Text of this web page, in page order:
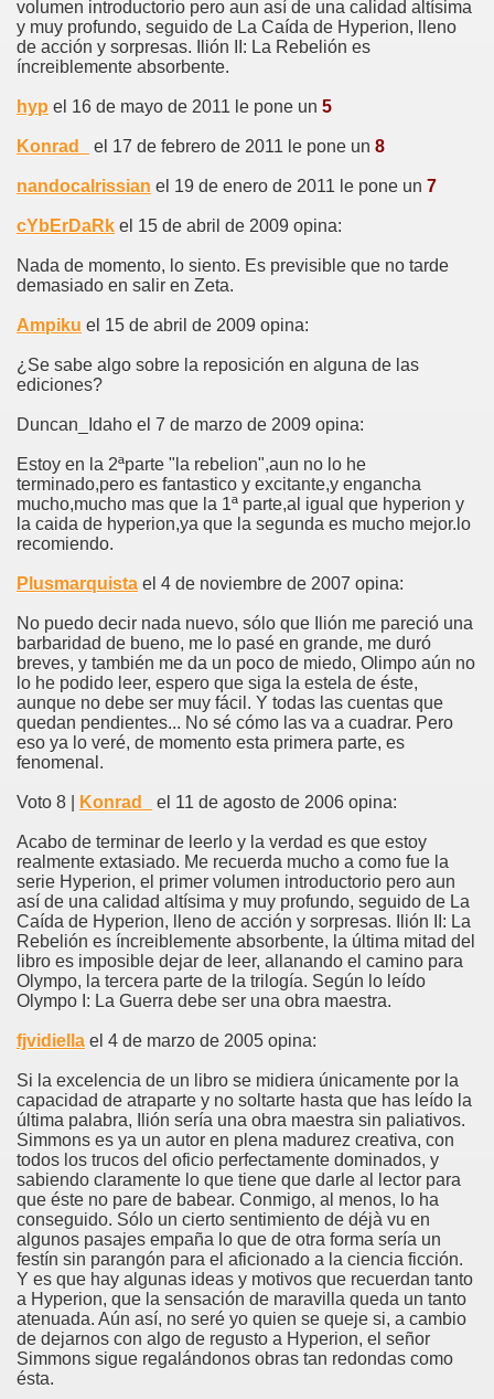
volumen introductorio pero aun así de una calidad altísima
y muy profundo, seguido de La Caída de Hyperion, lleno
de acción y sorpresas. Ilión II: La Rebelión es
íncreiblemente absorbente.
hyp el 16 de mayo de 2011 le pone un 5
Konrad_ el 17 de febrero de 2011 le pone un 8
nandocalrissian el 19 de enero de 2011 le pone un 7
cYbErDaRk el 15 de abril de 2009 opina:
Nada de momento, lo siento. Es previsible que no tarde
demasiado en salir en Zeta.
Ampiku el 15 de abril de 2009 opina:
¿Se sabe algo sobre la reposición en alguna de las
ediciones?
Duncan_Idaho el 7 de marzo de 2009 opina:
Estoy en la 2ªparte "la rebelion",aun no lo he
terminado,pero es fantastico y excitante,y engancha
mucho,mucho mas que la 1ª parte,al igual que hyperion y
la caida de hyperion,ya que la segunda es mucho mejor.lo
recomiendo.
Plusmarquista el 4 de noviembre de 2007 opina:
No puedo decir nada nuevo, sólo que Ilión me pareció una
barbaridad de bueno, me lo pasé en grande, me duró
breves, y también me da un poco de miedo, Olimpo aún no
lo he podido leer, espero que siga la estela de éste,
aunque no debe ser muy fácil. Y todas las cuentas que
quedan pendientes... No sé cómo las va a cuadrar. Pero
eso ya lo veré, de momento esta primera parte, es
fenomenal.
Voto 8 | Konrad_ el 11 de agosto de 2006 opina:
Acabo de terminar de leerlo y la verdad es que estoy
realmente extasiado. Me recuerda mucho a como fue la
serie Hyperion, el primer volumen introductorio pero aun
así de una calidad altísima y muy profundo, seguido de La
Caída de Hyperion, lleno de acción y sorpresas. Ilión II: La
Rebelión es íncreiblemente absorbente, la última mitad del
libro es imposible dejar de leer, allanando el camino para
Olympo, la tercera parte de la trilogía. Según lo leído
Olympo I: La Guerra debe ser una obra maestra.
fjvidiella el 4 de marzo de 2005 opina:
Si la excelencia de un libro se midiera únicamente por la
capacidad de atraparte y no soltarte hasta que has leído la
última palabra, Ilión sería una obra maestra sin paliativos.
Simmons es ya un autor en plena madurez creativa, con
todos los trucos del oficio perfectamente dominados, y
sabiendo claramente lo que tiene que darle al lector para
que éste no pare de babear. Conmigo, al menos, lo ha
conseguido. Sólo un cierto sentimiento de déjà vu en
algunos pasajes empaña lo que de otra forma sería un
festín sin parangón para el aficionado a la ciencia ficción.
Y es que hay algunas ideas y motivos que recuerdan tanto
a Hyperion, que la sensación de maravilla queda un tanto
atenuada. Aún así, no seré yo quien se queje si, a cambio
de dejarnos con algo de regusto a Hyperion, el señor
Simmons sigue regalándonos obras tan redondas como
ésta.